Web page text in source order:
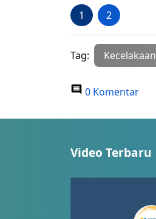
1 2
Tag: Kecelakaan
0 Komentar
Video Terbaru